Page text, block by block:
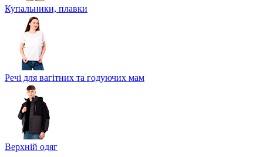
Купальники, плавки
Речі для вагітних та годуючих мам
Верхній одяг